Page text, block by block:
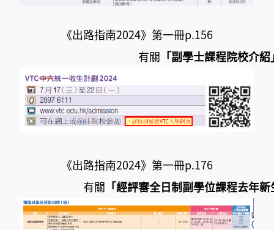
《出路指南2024》第一冊p.156
有關
「副學士課程院校介紹
《出路指南2024》第一冊p.176
有關
「經評審全日制副學位課程去年